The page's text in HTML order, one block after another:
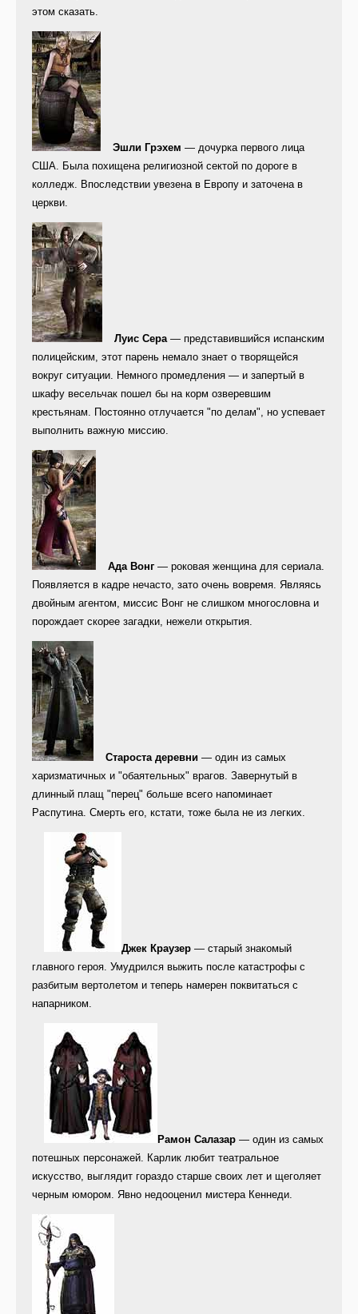
этом сказать.
Эшли Грэхем — дочурка первого лица
США. Была похищена религиозной сектой по дороге в
колледж. Впоследствии увезена в Европу и заточена в
церкви.
Луис Сера — представившийся испанским
полицейским, этот парень немало знает о творящейся
вокруг ситуации. Немного промедления — и запертый в
шкафу весельчак пошел бы на корм озверевшим
крестьянам. Постоянно отлучается "по делам", но успевает
выполнить важную миссию.
Ада Вонг — роковая женщина для сериала.
Появляется в кадре нечасто, зато очень вовремя. Являясь
двойным агентом, миссис Вонг не слишком многословна и
порождает скорее загадки, нежели открытия.
Староста деревни — один из самых
харизматичных и "обаятельных" врагов. Завернутый в
длинный плащ "перец" больше всего напоминает
Распутина. Смерть его, кстати, тоже была не из легких.
Джек Краузер — старый знакомый
главного героя. Умудрился выжить после катастрофы с
разбитым вертолетом и теперь намерен поквитаться с
напарником.
Рамон Салазар — один из самых
потешных персонажей. Карлик любит театральное
искусство, выглядит гораздо старше своих лет и щеголяет
черным юмором. Явно недооценил мистера Кеннеди.